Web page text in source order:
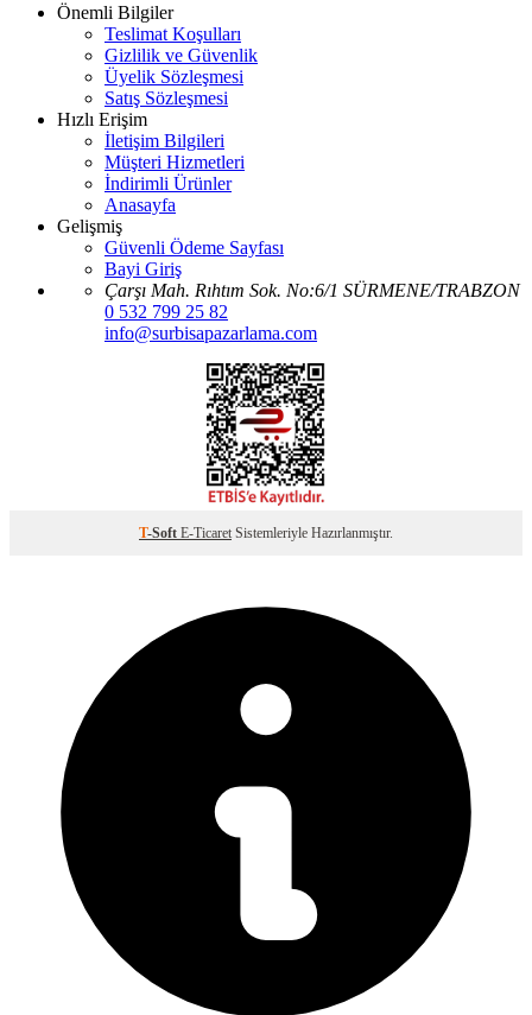
Önemli Bilgiler
Teslimat Koşulları
Gizlilik ve Güvenlik
Üyelik Sözleşmesi
Satış Sözleşmesi
Hızlı Erişim
İletişim Bilgileri
Müşteri Hizmetleri
İndirimli Ürünler
Anasayfa
Gelişmiş
Güvenli Ödeme Sayfası
Bayi Giriş
Çarşı Mah. Rıhtım Sok. No:6/1 SÜRMENE/TRABZON
0 532 799 25 82
info@surbisapazarlama.com
T-Soft E-Ticaret Sistemleriyle Hazırlanmıştır.